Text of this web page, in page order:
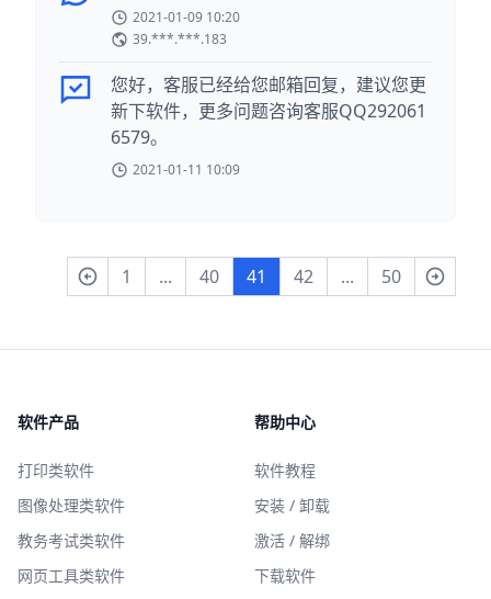
2021-01-09 10:20
39.***.***.183
您好，客服已经给您邮箱回复，建议您更
新下软件，更多问题咨询客服QQ292061
6579。
2021-01-11 10:09
1 ... 40 41 42 ... 50
软件产品
打印类软件
图像处理类软件
教务考试类软件
网页工具类软件
帮助中心
软件教程
安装 / 卸载
激活 / 解绑
下载软件